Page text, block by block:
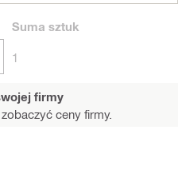
Suma sztuk
1
firmy
ceny firmy.